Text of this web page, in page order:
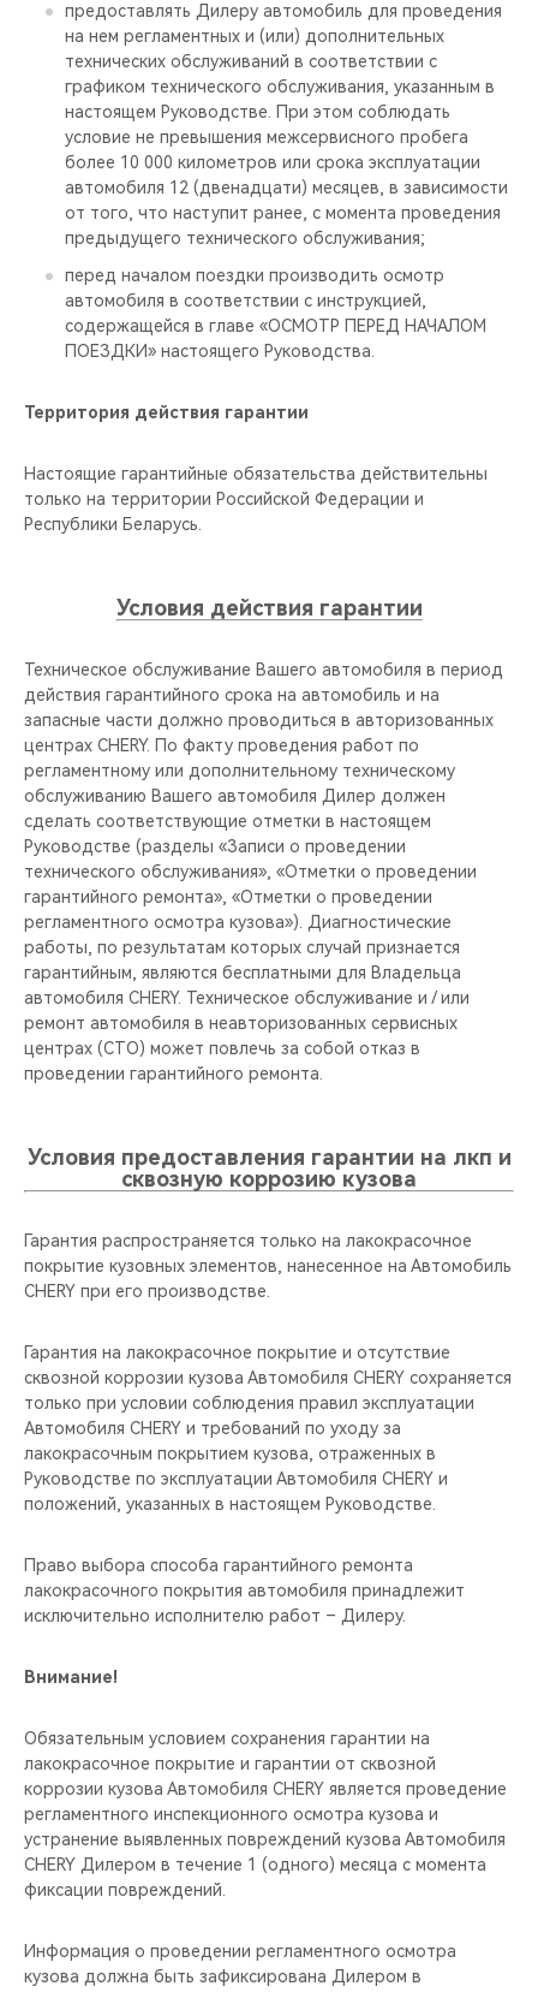
предоставлять Дилеру автомобиль для проведения
на нем регламентных и (или) дополнительных
технических обслуживаний в соответствии с
графиком технического обслуживания, указанным в
настоящем Руководстве. При этом соблюдать
условие не превышения межсервисного пробега
более 10 000 километров или срока эксплуатации
автомобиля 12 (двенадцати) месяцев, в зависимости
от того, что наступит ранее, с момента проведения
предыдущего технического обслуживания;
перед началом поездки производить осмотр
автомобиля в соответствии с инструкцией,
содержащейся в главе «ОСМОТР ПЕРЕД НАЧАЛОМ
ПОЕЗДКИ» настоящего Руководства.
Территория действия гарантии
Настоящие гарантийные обязательства действительны
только на территории Российской Федерации и
Республики Беларусь.
Условия действия гарантии
Техническое обслуживание Вашего автомобиля в период
действия гарантийного срока на автомобиль и на
запасные части должно проводиться в авторизованных
центрах CHERY. По факту проведения работ по
регламентному или дополнительному техническому
обслуживанию Вашего автомобиля Дилер должен
сделать соответствующие отметки в настоящем
Руководстве (разделы «Записи о проведении
технического обслуживания», «Отметки о проведении
гарантийного ремонта», «Отметки о проведении
регламентного осмотра кузова»). Диагностические
работы, по результатам которых случай признается
гарантийным, являются бесплатными для Владельца
автомобиля CHERY. Техническое обслуживание и / или
ремонт автомобиля в неавторизованных сервисных
центрах (СТО) может повлечь за собой отказ в
проведении гарантийного ремонта.
Условия предоставления гарантии на лкп и
сквозную коррозию кузова
Гарантия распространяется только на лакокрасочное
покрытие кузовных элементов, нанесенное на Автомобиль
CHERY при его производстве.
Гарантия на лакокрасочное покрытие и отсутствие
сквозной коррозии кузова Автомобиля CHERY сохраняется
только при условии соблюдения правил эксплуатации
Автомобиля CHERY и требований по уходу за
лакокрасочным покрытием кузова, отраженных в
Руководстве по эксплуатации Автомобиля CHERY и
положений, указанных в настоящем Руководстве.
Право выбора способа гарантийного ремонта
лакокрасочного покрытия автомобиля принадлежит
исключительно исполнителю работ – Дилеру.
Внимание!
Обязательным условием сохранения гарантии на
лакокрасочное покрытие и гарантии от сквозной
коррозии кузова Автомобиля CHERY является проведение
регламентного инспекционного осмотра кузова и
устранение выявленных повреждений кузова Автомобиля
CHERY Дилером в течение 1 (одного) месяца с момента
фиксации повреждений.
Информация о проведении регламентного осмотра
кузова должна быть зафиксирована Дилером в